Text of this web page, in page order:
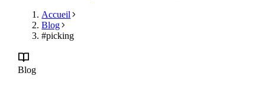
Accueil
Blog
#picking
Blog